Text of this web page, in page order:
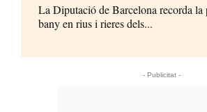
La Diputació de Barcelona recorda
bany en rius i rieres dels...
- Publicitat -